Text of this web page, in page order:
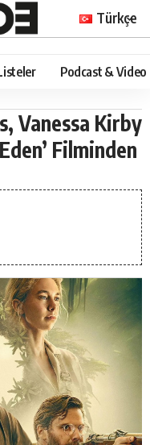
Türkçe
Podcast & Video
Vanessa Kirby
Filminden